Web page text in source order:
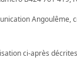
ci-après